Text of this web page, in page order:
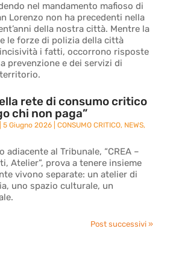
nel mandamento mafioso di
Lorenzo non ha precedenti nella
della nostra città. Mentre la
le forze di polizia della città
i fatti, occorrono risposte
prevenzione e dei servizi di
rete di consumo critico
chi non paga”
|5 Giugno 2026 |CONSUMO CRITICO, NEWS,
adiacente al Tribunale, “CREA –
Atelier”, prova a tenere insieme
vivono separate: un atelier di
uno spazio culturale, un
Post successivi »